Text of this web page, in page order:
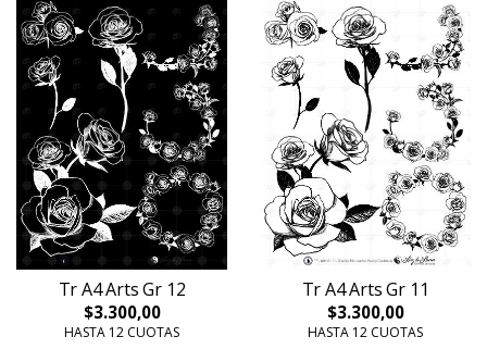
Tr A4 Arts Gr 12
$3.300,00
HASTA 12 CUOTAS
Tr A4 Arts Gr 11
$3.300,00
HASTA 12 CUOTAS